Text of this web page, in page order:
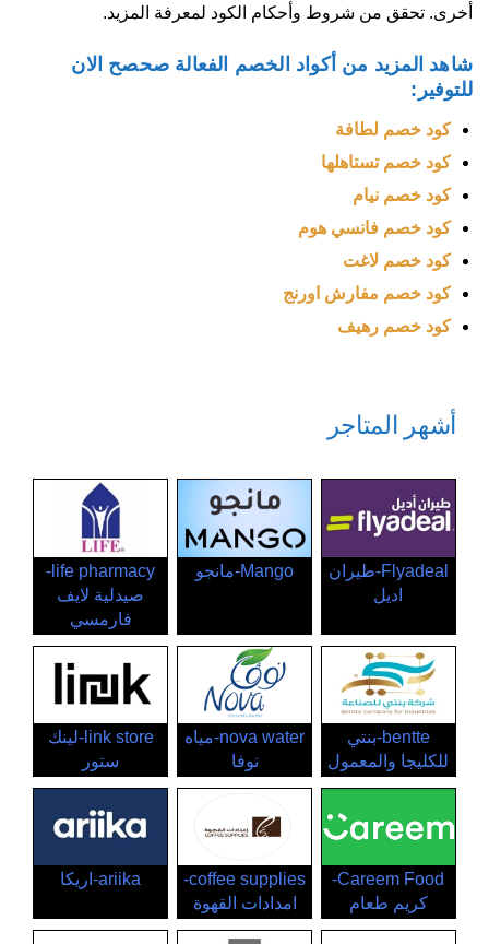
أخرى. تحقق من شروط وأحكام الكود لمعرفة المزيد.
شاهد المزيد من أكواد الخصم الفعالة صحصح الان
للتوفير:
كود خصم لطافة
كود خصم تستاهلها
كود خصم نيام
كود خصم فانسي هوم
كود خصم لاغت
كود خصم مفارش اورنج
كود خصم رهيف
أشهر المتاجر
Flyadeal-طيران
اديل
Mango-مانجو
life pharmacy-
صيدلية لايف
فارمسي
bentte-بنتي
للكليجا والمعمول
nova water-مياه
نوفا
link store-لينك
ستور
Careem Food-
كريم طعام
coffee supplies-
امدادات القهوة
ariika-اريكا